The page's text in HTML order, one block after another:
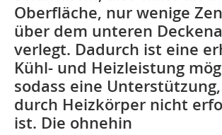
Oberfläche, nur wenige
über dem unteren
verlegt. Dadurch ist eine
Kühl- und Heizleistung
sodass eine Unterstützung,
durch Heizkörper nicht
ist. Die ohnehin